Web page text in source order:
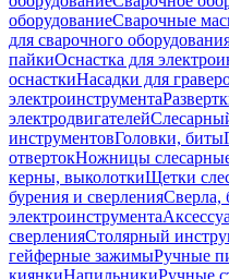
оборудованиеСварочные
для сварочного
пайкиОснастка для
оснасткиНасадки для
электроинструмента
электродвигателей
инструментовГоловки, биты
отвертокНожницы
керны, выколоткиЩетки
бурения и сверленияСверла,
электроинструмента
сверленияСтолярный
гейферные зажимыРучные
киянкиНапильникиРучные